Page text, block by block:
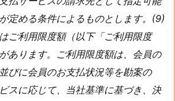
定める条件によるものとします。(9)
ご利用限度額（以下「ご利用限度
あります。ご利用限度額は、会員の
びに会員のお支払状況等を勘案の
スに応じて、当社基準に基づき、決